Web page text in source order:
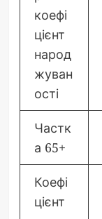
коефі
цієнт
народ
жуван
ості
Частк
а 65+
Коефі
цієнт